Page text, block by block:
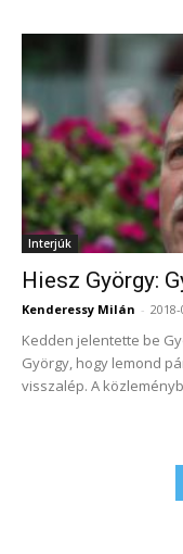
Interjúk
Hiesz György:
Kenderessy Milán -
Kedden jelentette be
György, hogy lemond
visszalép. A